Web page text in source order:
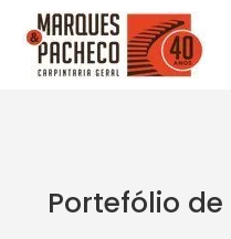
Portefólio